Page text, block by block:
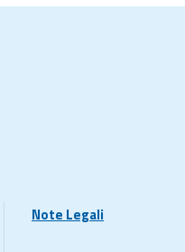
Note Legali